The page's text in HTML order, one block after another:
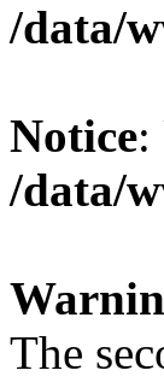
/data/
Notice:
/data/
The